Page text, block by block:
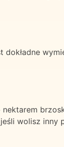
wolisz inny